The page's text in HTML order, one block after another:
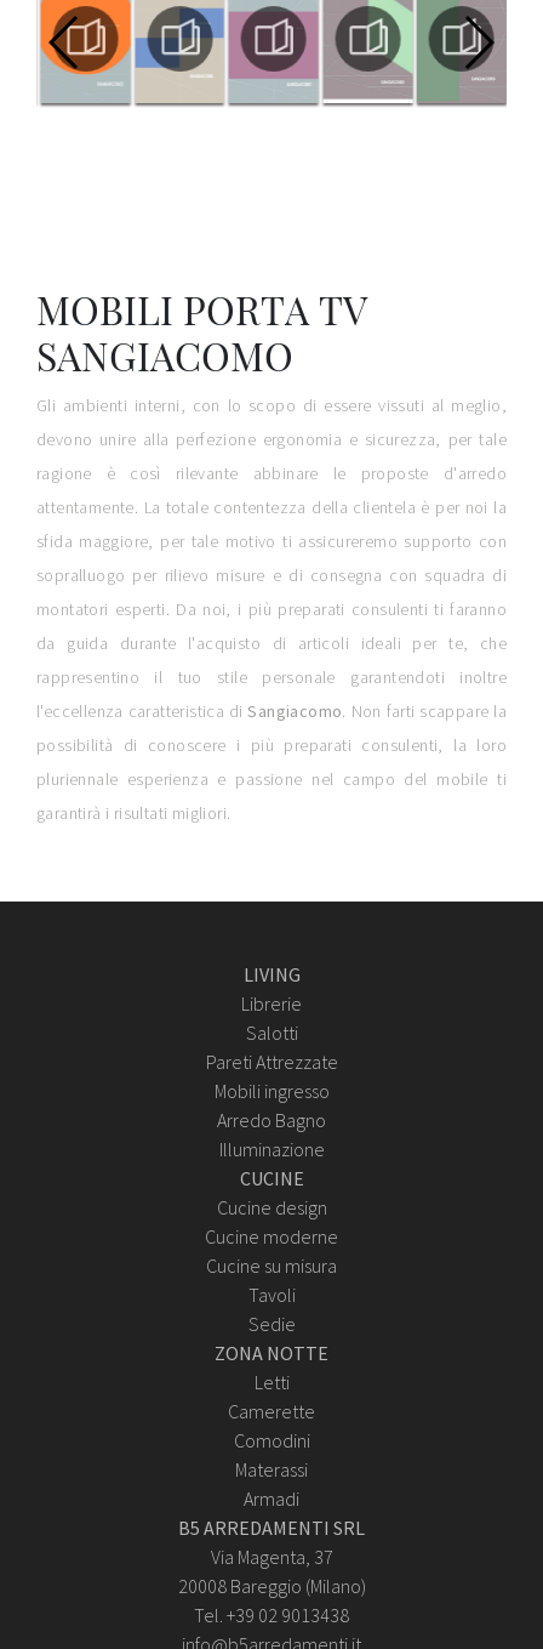
MOBILI PORTA TV
SANGIACOMO
Gli ambienti interni, con lo scopo di essere vissuti al meglio,
devono unire alla perfezione ergonomia e sicurezza, per tale
ragione è così rilevante abbinare le proposte d'arredo
attentamente. La totale contentezza della clientela è per noi la
sfida maggiore, per tale motivo ti assicureremo supporto con
sopralluogo per rilievo misure e di consegna con squadra di
montatori esperti. Da noi, i più preparati consulenti ti faranno
da guida durante l'acquisto di articoli ideali per te, che
rappresentino il tuo stile personale garantendoti inoltre
l'eccellenza caratteristica diSangiacomo. Non farti scappare la
possibilità di conoscere i più preparati consulenti, la loro
pluriennale esperienza e passione nel campo del mobile ti
garantirà i risultati migliori.
LIVING
Librerie
Salotti
Pareti Attrezzate
Mobili ingresso
Arredo Bagno
Illuminazione
CUCINE
Cucine design
Cucine moderne
Cucine su misura
Tavoli
Sedie
ZONA NOTTE
Letti
Camerette
Comodini
Materassi
Armadi
B5 ARREDAMENTI SRL
Via Magenta, 37
20008 Bareggio (Milano)
Tel. +39 02 9013438